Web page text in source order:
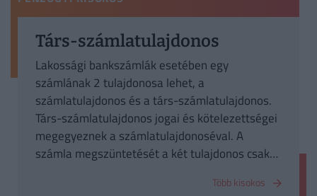
Társ-számlatulajdonos
Lakossági bankszámlák esetében egy
számlának 2 tulajdonosa lehet, a
számlatulajdonos és a társ-számlatulajdonos.
Társ-számlatulajdonos jogai és kötelezettségei
megegyeznek a számlatulajdonoséval. A
számla megszüntetését a két tulajdonos csak
Több kisokos